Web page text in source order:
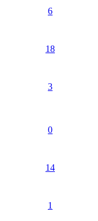
6
18
3
0
14
1